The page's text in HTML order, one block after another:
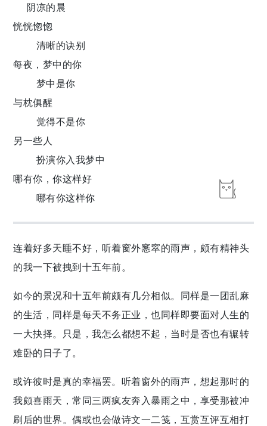
阴凉的晨
恍恍惚惚
清晰的诀别
每夜，梦中的你
梦中是你
与枕俱醒
觉得不是你
另一些人
扮演你入我梦中
哪有你，你这样好
哪有你这样你
连着好多天睡不好，听着窗外窸窣的雨声，颇有精神头
的我一下被拽到十五年前。
如今的景况和十五年前颇有几分相似。同样是一团乱麻
的生活，同样是每天不务正业，也同样即要面对人生的
一大抉择。只是，我怎么都想不起，当时是否也有辗转
难卧的日子了。
或许彼时是真的幸福罢。听着窗外的雨声，想起那时的
我颇喜雨天，常同三两疯友奔入暴雨之中，享受那被冲
刷后的世界。偶或也会做诗文一二笺，互赏互评互相打